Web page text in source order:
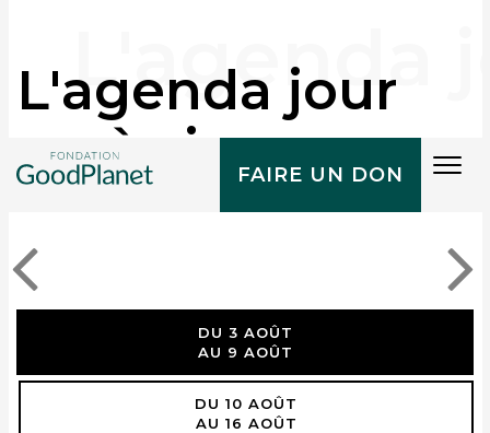
FAIRE UN DON
L'agenda jour
après jour
DU 3 AOÛT
AU 9 AOÛT
DU 10 AOÛT
AU 16 AOÛT